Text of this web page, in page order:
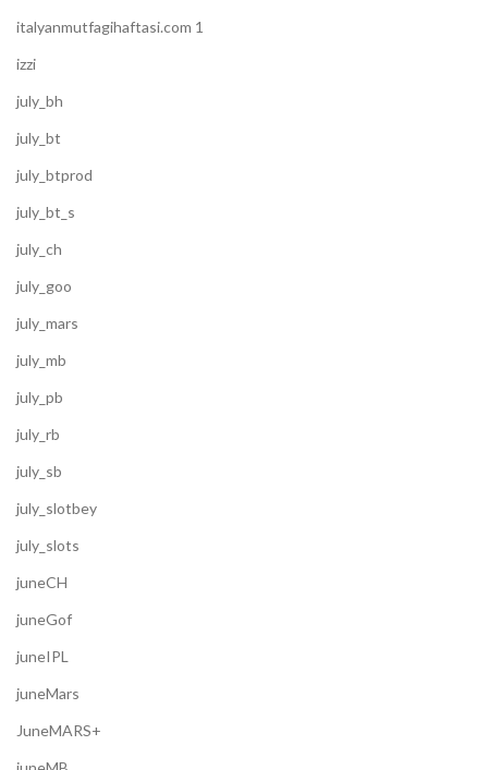
italyanmutfagihaftasi.com 1
izzi
july_bh
july_bt
july_btprod
july_bt_s
july_ch
july_goo
july_mars
july_mb
july_pb
july_rb
july_sb
july_slotbey
july_slots
juneCH
juneGof
juneIPL
juneMars
JuneMARS+